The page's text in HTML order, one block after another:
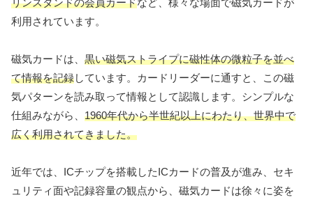
利用されています。
磁気カードは、 黒い磁気ストライプに磁性体の微粒子を並べ
て情報を記録しています。カードリーダーに通すと、この磁
気パターンを読み取って情報として認識します。シンプルな
仕組みながら、 1960年代から半世紀以上にわたり、世界中で
広く利用されてきました。
近年では、ICチップを搭載したICカードの普及が進み、セキ
ュリティ面や記録容量の観点から、磁気カードは徐々に姿を